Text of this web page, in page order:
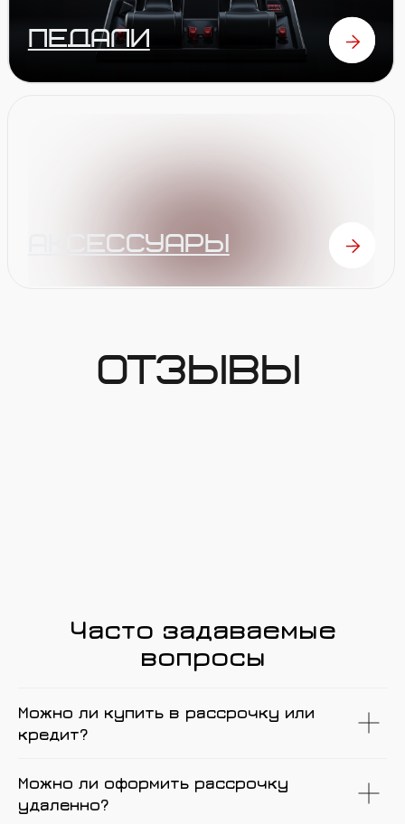
Часто задаваемые
вопросы
Можно ли купить в рассрочку или
кредит?
Можно ли оформить рассрочку
удаленно?